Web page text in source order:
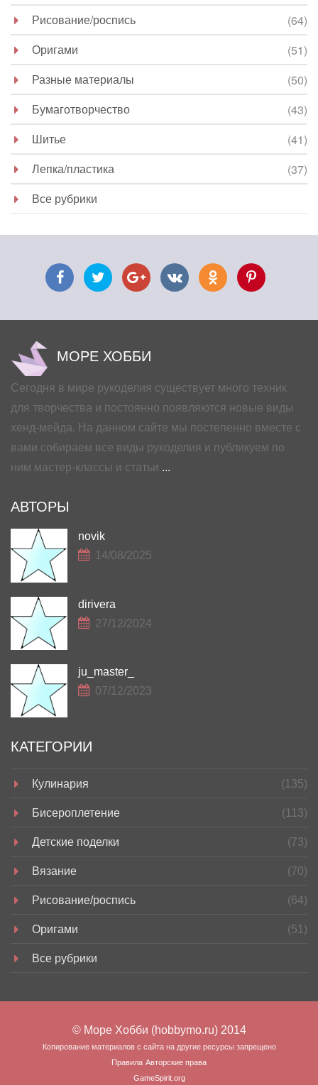
Рисование/роспись
(64)
Оригами
(51)
Разные материалы
(50)
Бумаготворчество
(43)
Шитье
(41)
Лепка/пластика
(37)
Все рубрики
МОРЕ ХОББИ
Сегодня в мире рукоделия существует много техник
для творчества и постоянно появляются новые виды
хенд-мейда. На данном сайте мы постепенно вместе с
вами собираем все виды рукоделия и публикуем по
ним мастер-классы и статьи ...
АВТОРЫ
novik
14/08/2025
dirivera
27/12/2024
ju_master_
07/12/2023
КАТЕГОРИИ
Кулинария (135)
Бисероплетение (113)
Детские поделки (73)
Вязание (70)
Рисование/роспись (64)
Оригами (51)
Все рубрики
© Море Хобби (hobbymo.ru) 2014
Копирование материалов с сайта на другие ресурсы запрещено
Правила Авторские права
GameSpirit.org